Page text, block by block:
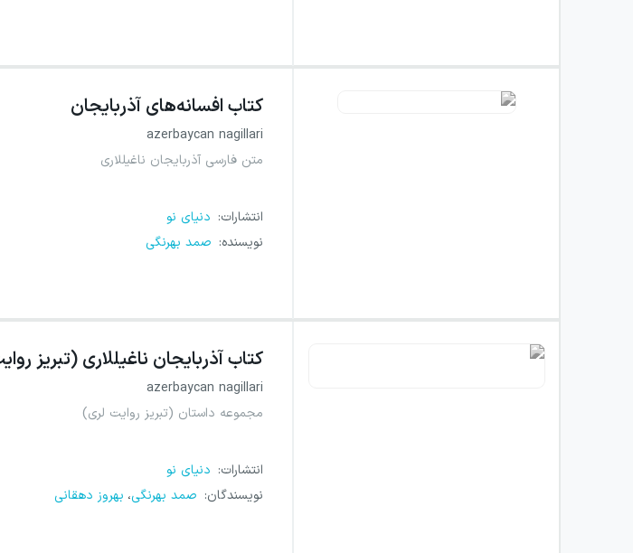
کتاب افسانه‌های آذربایجان
azerbaycan nagillari
متن فارسی آذربایجان ناغیللاری
انتشارات: دنیای نو
نویسنده: صمد بهرنگی
کتابآذربایجان ناغیللاری (تبریز
azerbaycan nagillari
مجموعه داستان (تبریز روایت لری)
انتشارات: دنیای نو
نویسندگان: صمد بهرنگی، بهروز دهقانی